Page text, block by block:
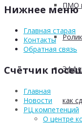
ПМО
как
Нижнее меню
Главная старая
Контакты
Обратная связь
Счётчик
Главная
Новости
РЦ компетенций
О центре